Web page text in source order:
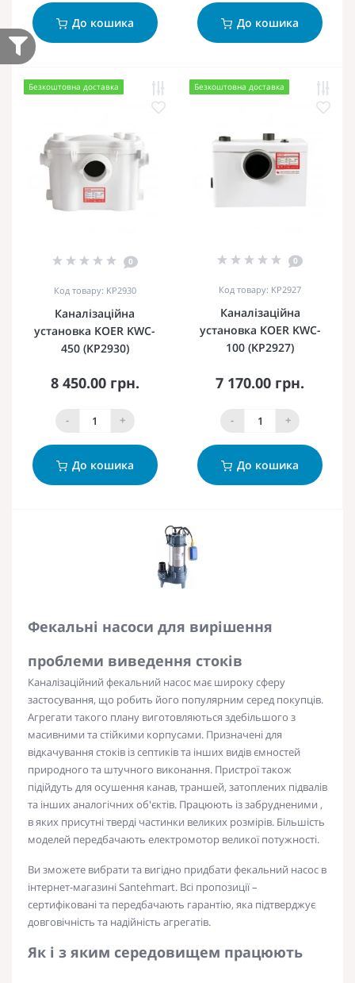
До кошика До кошика
Безкоштовна доставка
0
Код товару: KP2930
Каналізаційна
установка KOER KWC-
450 (KP2930)
8 450.00 грн.
- +
До кошика
Безкоштовна доставка
0
Код товару: KP2927
Каналізаційна
установка KOER KWC-
100 (KP2927)
7 170.00 грн.
- +
До кошика
Фекальні насоси для вирішення
проблеми виведення стоків
Каналізаційний фекальний насос має широку сферу
застосування, що робить його популярним серед покупців.
Агрегати такого плану виготовляються здебільшого з
масивними та стійкими корпусами. Призначені для
відкачування стоків із септиків та інших видів ємностей
природного та штучного виконання. Пристроїтакож
підійдуть для осушення канав, траншей, затоплених підвалів
та інших аналогічних об'єктів. Працюють із забрудненими ,
в яких присутні тверді частинки великих розмірів. Більшість
моделей передбачають електромотор великої потужності.
Ви зможете вибрати та вигідно придбати фекальний насос в
інтернет-магазиніSantehmart. Всі пропозиції –
сертифіковані та передбачають гарантію, яка підтверджує
довговічність та надійність агрегатів.
Як і з яким середовищем працюють